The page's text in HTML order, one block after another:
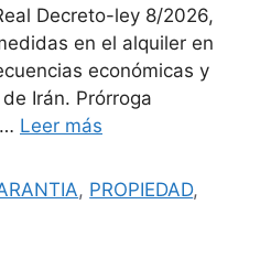
Decreto-ley 8/2026,
en el alquiler en
económicas y
Irán. Prórroga
Leer más
, PROPIEDAD,